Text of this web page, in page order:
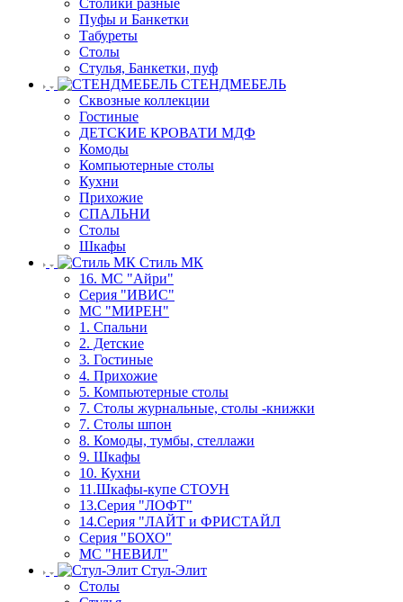
Пуфы и Банкетки
Табуреты
Столы
Стулья, Банкетки, пуф
СТЕНДМЕБЕЛЬ
Сквозные коллекции
Гостиные
ДЕТСКИЕ КРОВАТИ МДФ
Комоды
Компьютерные столы
Кухни
Прихожие
СПАЛЬНИ
Столы
Шкафы
Стиль МК
16. МС "Айри"
Серия "ИВИС"
МС "МИРЕН"
1. Спальни
2. Детские
3. Гостиные
4. Прихожие
5. Компьютерные столы
7. Столы журнальные, столы -книжки
7. Столы шпон
8. Комоды, тумбы, стеллажи
9. Шкафы
10. Кухни
11.Шкафы-купе СТОУН
13.Серия "ЛОФТ"
14.Серия "ЛАЙТ и ФРИСТАЙЛ
Серия "БОХО"
МС "НЕВИЛ"
Стул-Элит
Столы